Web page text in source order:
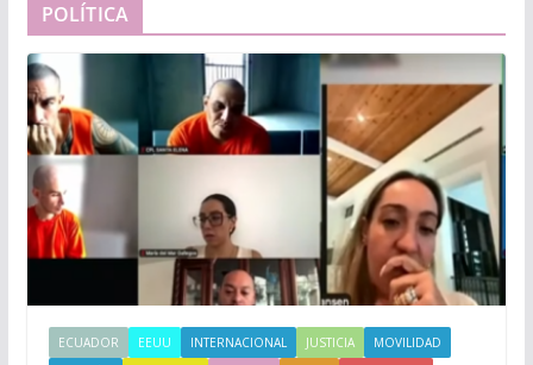
POLÍTICA
ECUADOR EEUU INTERNACIONAL JUSTICIA
MOVILIDAD